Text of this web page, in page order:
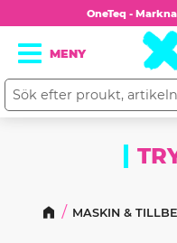
Meny
OneTeq -
MASKIN &